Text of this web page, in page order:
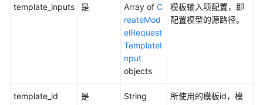
表
template_inputs 是 Array of C
reateMod
elRequest
TemplateI
nput
objects
模板输入项配置，即
配置模型的源路径。
template_id 是 String
所使用的模板id，模